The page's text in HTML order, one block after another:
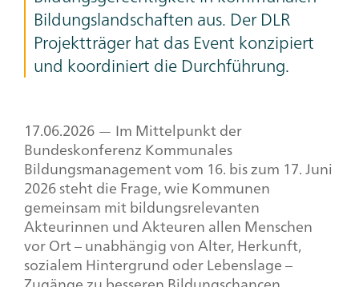
Bildungslandschaften aus. Der DLR
Projektträger hat das Event konzipiert
und koordiniert die Durchführung.
17.06.2026 — Im Mittelpunkt der
Bundeskonferenz Kommunales
Bildungsmanagement vom 16. bis zum 17. Juni
2026 steht die Frage, wie Kommunen
gemeinsam mit bildungsrelevanten
Akteurinnen und Akteuren allen Menschen
vor Ort – unabhängig von Alter, Herkunft,
sozialem Hintergrund oder Lebenslage –